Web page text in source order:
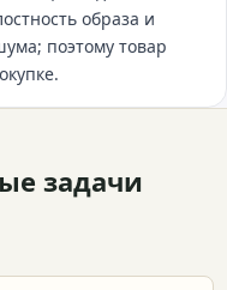
образа и
поэтому товар
задачи